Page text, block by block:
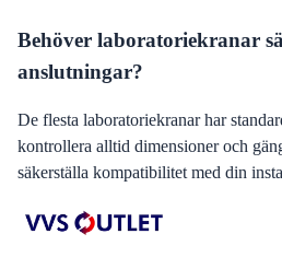
Behöver laboratoriekranar
anslutningar?
De flesta laboratoriekranar har
kontrollera alltid dimensioner och
säkerställa kompatibilitet med din